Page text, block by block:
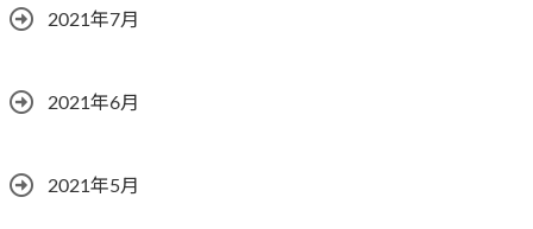
2021年7月
2021年6月
2021年5月